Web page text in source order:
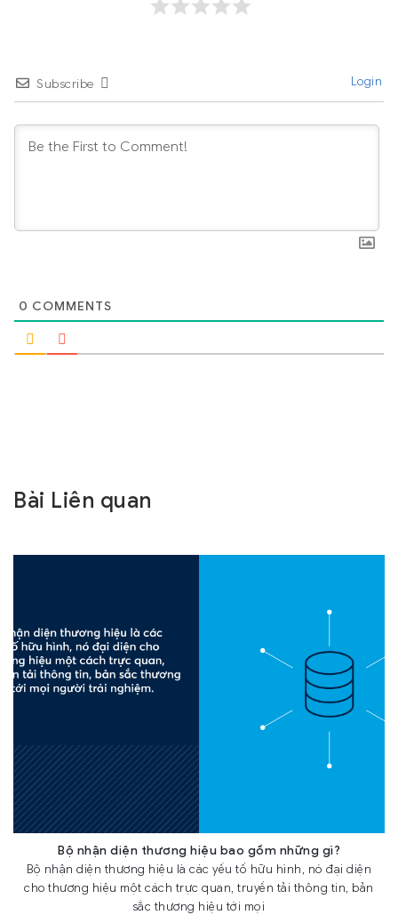
Subscribe Login
0 COMMENTS
Bài Liên quan
Bộ nhận diện thương hiệu bao gồm những gì?
Bộ nhận diện thương hiệu là các yếu tố hữu hình, nó đại diện
cho thương hiệu một cách trực quan, truyền tải thông tin, bản
sắc thương hiệu tới mọi